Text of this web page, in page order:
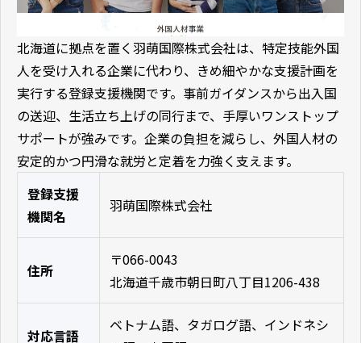
北海道に拠点を置く羽萌国際株式会社は、特定技能外国
人を受け入れる企業に代わり、きめ細やかな支援計画を
実行する登録支援機関です。事前ガイダンスから出入国
の送迎、生活立ち上げの同行まで、手厚いワンストップ
サポートが強みです。企業の負担を減らし、外国人材の
安定的かつ円滑な就労と定着を力強く支えます。
登録支援
機関名
羽萌国際株式会社
住所
〒066-0043
北海道千歳市朝日町八丁目1206-438
対応言語
ベトナム語、タガログ語、インドネシ